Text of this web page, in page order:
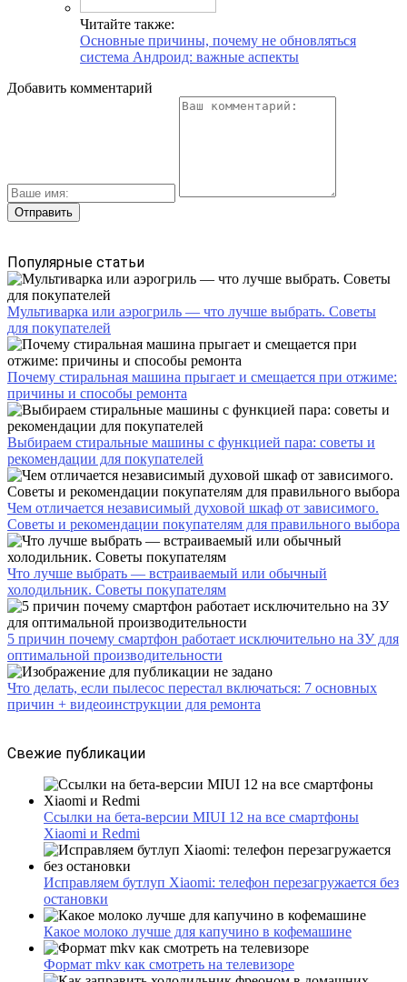
Читайте также:
Основные причины, почему не обновляться
система Андроид: важные аспекты
Добавить комментарий
Популярные статьи
Мультиварка или аэрогриль — что лучше выбрать. Советы
для покупателей
Почему стиральная машина прыгает и смещается при отжиме:
причины и способы ремонта
Выбираем стиральные машины с функцией пара: советы и
рекомендации для покупателей
Чем отличается независимый духовой шкаф от зависимого.
Советы и рекомендации покупателям для правильного выбора
Что лучше выбрать — встраиваемый или обычный
холодильник. Советы покупателям
5 причин почему смартфон работает исключительно на ЗУ для
оптимальной производительности
Что делать, если пылесос перестал включаться: 7 основных
причин + видеоинструкции для ремонта
Свежие публикации
Ссылки на бета-версии MIUI 12 на все смартфоны
Xiaomi и Redmi
Исправляем бутлуп Xiaomi: телефон перезагружается без
остановки
Какое молоко лучше для капучино в кофемашине
Формат mkv как смотреть на телевизоре